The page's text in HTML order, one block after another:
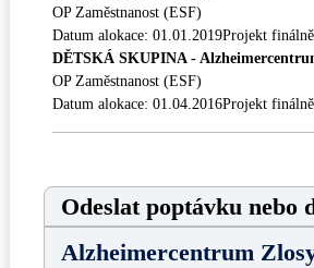
OP Zaměstnanost (ESF)
Datum alokace: 01.01.2019Projekt
DĚTSKÁ SKUPINA -
OP Zaměstnanost (ESF)
Datum alokace: 01.04.2016Projekt
Odeslat poptávku nebo
Alzheimercentrum